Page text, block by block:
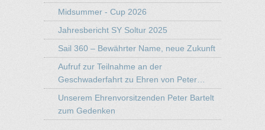
Midsummer - Cup 2026
Jahresbericht SY Soltur 2025
Sail 360 – Bewährter Name, neue Zukunft
Aufruf zur Teilnahme an der
Geschwaderfahrt zu Ehren von Peter…
Unserem Ehrenvorsitzenden Peter Bartelt
zum Gedenken